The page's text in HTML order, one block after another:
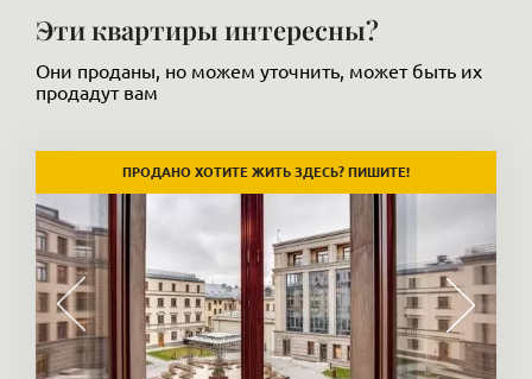
Эти квартиры интересны?
Они проданы, но можем уточнить, может быть их
продадут вам
ПРОДАНО ХОТИТЕ ЖИТЬ ЗДЕСЬ? ПИШИТЕ!